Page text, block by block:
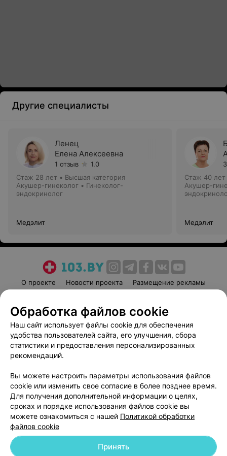
Другие специалисты
Ленец
Елена Алексеевна
1 отзыв
1.0
Стаж 28 лет • Высшая категория
Акушер-гинеколог • Гинеколог-
эндокринолог
Медэлит
Стаж 40 лет
Акушер-
Медэлит
О проекте Новости проекта
Размещение рекламы
Пользовательское соглашение
Способы оплаты
Вакансии
Партнеры
Написать руководителю 103.by
Обработка персональных данных
© 2026 ООО «Артокс Лаб», УНП 191700409 | 220012, Республика Беларусь,
Обработка файлов cookie
Наш сайт использует файлы cookie для обеспечения
удобства пользователей сайта, его улучшения, сбора
статистики и предоставления персонализированных
рекомендаций.
Вы можете настроить параметры использования файлов
cookie или изменить свое согласие в более позднее время.
Для получения дополнительной информации о целях,
сроках и порядке использования файлов cookie вы
можете ознакомиться с нашей Политикой обработки
файлов cookie
Принять